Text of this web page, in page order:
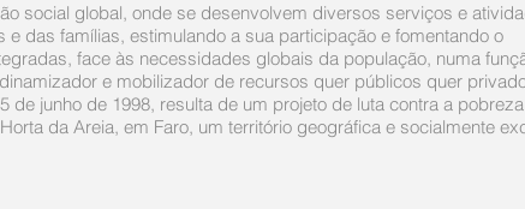
social global, onde se desenvolvem diversos serviços e
das famílias, estimulando a sua participação e fomentando o
face às necessidades globais da população, numa
e mobilizador de recursos quer públicos quer
junho de 1998, resulta de um projeto de luta contra a
da Areia, em Faro, um território geográfica e socialmente